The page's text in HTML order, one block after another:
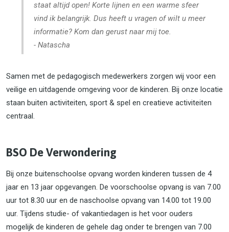
staat altijd open! Korte lijnen en een warme sfeer
vind ik belangrijk. Dus heeft u vragen of wilt u meer
informatie? Kom dan gerust naar mij toe.
- Natascha
Samen met de pedagogisch medewerkers zorgen wij voor een
veilige en uitdagende omgeving voor de kinderen. Bij onze locatie
staan buiten activiteiten, sport & spel en creatieve activiteiten
centraal.
BSO De Verwondering
Bij onze buitenschoolse opvang worden kinderen tussen de 4
jaar en 13 jaar opgevangen. De voorschoolse opvang is van 7.00
uur tot 8.30 uur en de naschoolse opvang van 14.00 tot 19.00
uur. Tijdens studie- of vakantiedagen is het voor ouders
mogelijk de kinderen de gehele dag onder te brengen van 7.00